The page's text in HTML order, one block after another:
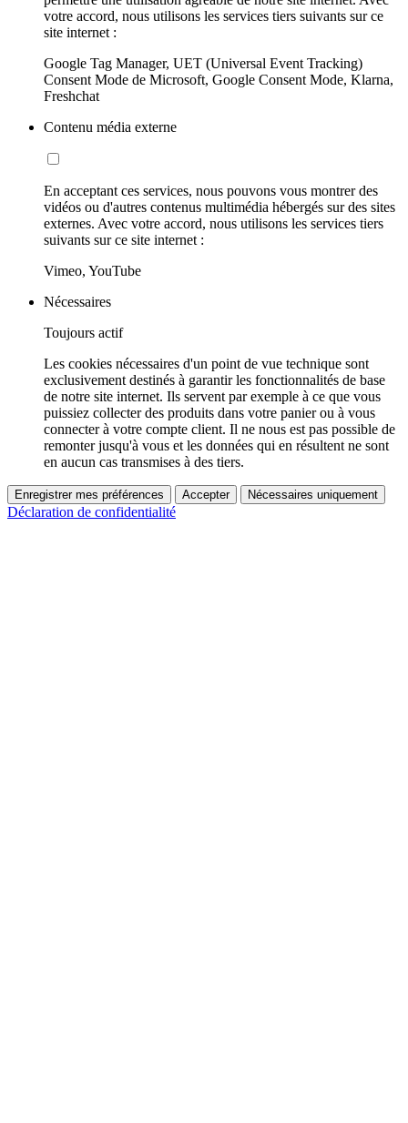
votre accord, nous utilisons les services tiers suivants sur ce
site internet :
Google Tag Manager, UET (Universal Event Tracking)
Consent Mode de Microsoft, Google Consent Mode, Klarna,
Freshchat
Contenu média externe
En acceptant ces services, nous pouvons vous montrer des
vidéos ou d'autres contenus multimédia hébergés sur des sites
externes. Avec votre accord, nous utilisons les services tiers
suivants sur ce site internet :
Vimeo, YouTube
Nécessaires
Toujours actif
Les cookies nécessaires d'un point de vue technique sont
exclusivement destinés à garantir les fonctionnalités de base
de notre site internet. Ils servent par exemple à ce que vous
puissiez collecter des produits dans votre panier ou à vous
connecter à votre compte client. Il ne nous est pas possible de
remonter jusqu'à vous et les données qui en résultent ne sont
en aucun cas transmises à des tiers.
Enregistrer mes préférences Accepter Nécessaires uniquement
Déclaration de confidentialité